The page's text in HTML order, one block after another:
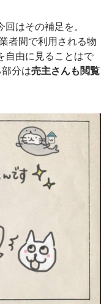
はその補足を。
者間で利用される物
自由に見ることはで
分は売主さんも閲覧